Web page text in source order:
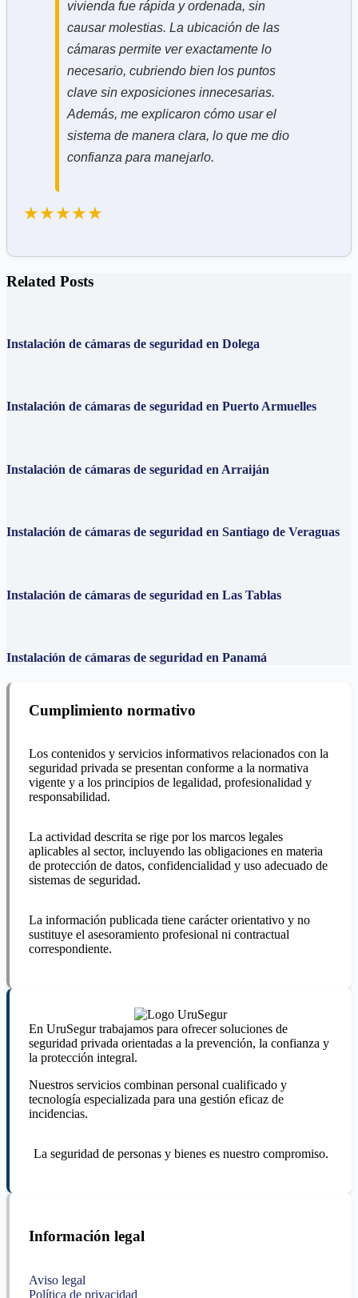
vivienda fue rápida y ordenada, sin
causar molestias. La ubicación de las
cámaras permite ver exactamente lo
necesario, cubriendo bien los puntos
clave sin exposiciones innecesarias.
Además, me explicaron cómo usar el
sistema de manera clara, lo que me dio
confianza para manejarlo.
★★★★★
Related Posts
Instalación de cámaras de seguridad en Dolega
Instalación de cámaras de seguridad en Puerto Armuelles
Instalación de cámaras de seguridad en Arraiján
Instalación de cámaras de seguridad en Santiago de Veraguas
Instalación de cámaras de seguridad en Las Tablas
Instalación de cámaras de seguridad en Panamá
Cumplimiento normativo
Los contenidos y servicios informativos relacionados con la
seguridad privada se presentan conforme a la normativa
vigente y a los principios de legalidad, profesionalidad y
responsabilidad.
La actividad descrita se rige por los marcos legales
aplicables al sector, incluyendo las obligaciones en materia
de protección de datos, confidencialidad y uso adecuado de
sistemas de seguridad.
La información publicada tiene carácter orientativo y no
sustituye el asesoramiento profesional ni contractual
correspondiente.
En UruSegur trabajamos para ofrecer soluciones de
seguridad privada orientadas a la prevención, la confianza y
la protección integral.
Nuestros servicios combinan personal cualificado y
tecnología especializada para una gestión eficaz de
incidencias.
La seguridad de personas y bienes es nuestro compromiso.
Información legal
Aviso legal
Política de privacidad